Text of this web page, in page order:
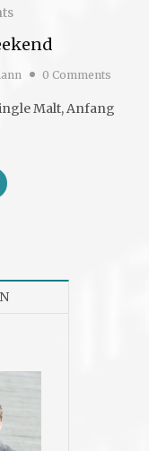
0 Comments
Malt, Anfang